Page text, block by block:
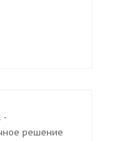
-
решение